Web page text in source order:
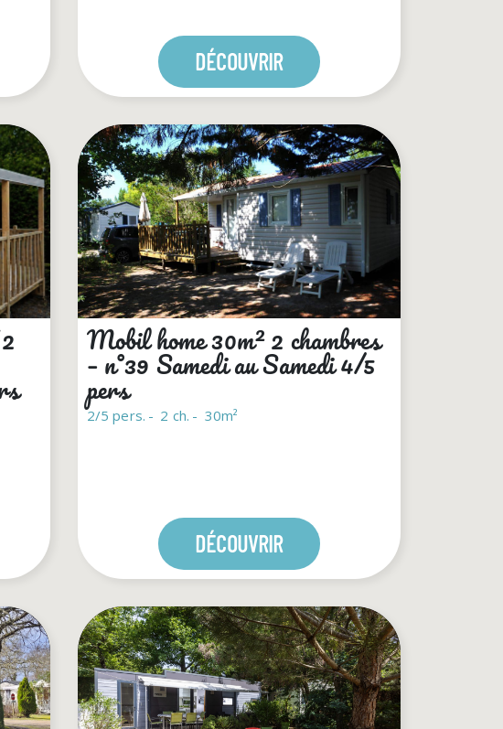
DÉCOUVRIR
Mobil home 30m² 2 chambres
– n°39 Samedi au Samedi 4/5
pers
2/5 pers. 2 ch. 30m²
DÉCOUVRIR